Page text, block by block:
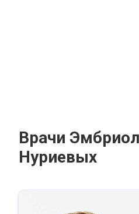
Врачи
Нуриевых